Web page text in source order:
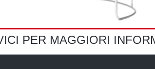
PER MAGGIORI